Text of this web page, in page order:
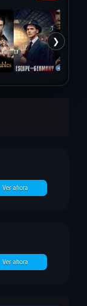
❯
Ver ahora
Ver ahora